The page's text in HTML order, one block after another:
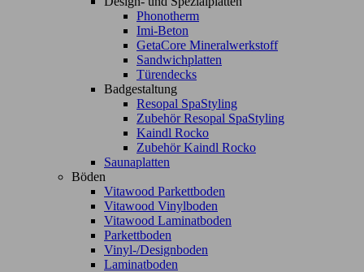
Phonotherm
Imi-Beton
GetaCore Mineralwerkstoff
Sandwichplatten
Türendecks
Badgestaltung
Resopal SpaStyling
Zubehör Resopal SpaStyling
Kaindl Rocko
Zubehör Kaindl Rocko
Saunaplatten
Böden
Vitawood Parkettboden
Vitawood Vinylboden
Vitawood Laminatboden
Parkettboden
Vinyl-/Designboden
Laminatboden